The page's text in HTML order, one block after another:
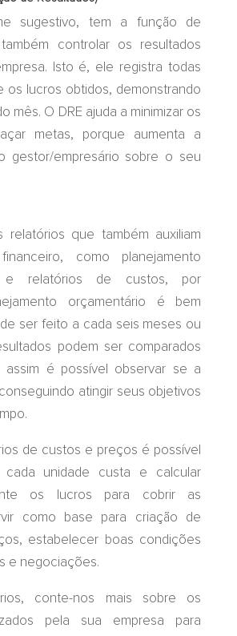
sugestivo, tem a função de
controlar os resultados
Isto é, ele registra todas
os lucros obtidos, demonstrando
mês. O DRE ajuda a minimizar os
metas, porque aumenta a
gestor/empresário sobre o seu
relatórios que também auxiliam
como planejamento
e relatórios de custos, por
orçamentário é bem
ser feito a cada seis meses ou
podem ser comparados
assim é possível observar se a
atingir seus objetivos
de custos e preços é possível
cada unidade custa e calcular
os lucros para cobrir as
como base para criação de
estabelecer boas condições
e negociações.
conte-nos mais sobre os
pela sua empresa para